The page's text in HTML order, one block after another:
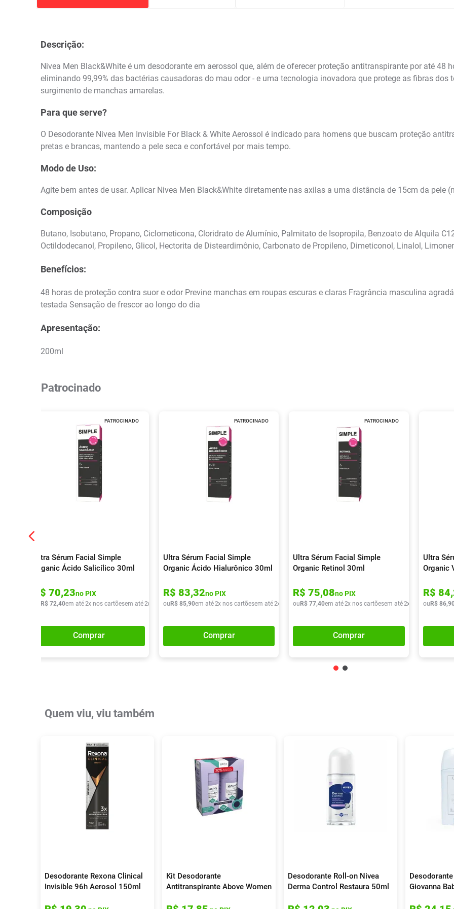
Descrição:
Nivea Men Black&White é um desodorante em aerossol que, além de oferecer proteção antitranspirante por até
eliminando 99,99% das bactérias causadoras do mau odor - e uma tecnologia inovadora que protege as fibras dos
surgimento de manchas amarelas.
Para que serve?
O Desodorante Nivea Men Invisible For Black & White Aerossol é indicado para homens que buscam proteção
pretas e brancas, mantendo a pele seca e confortável por mais tempo.
Modo de Uso:
Agite bem antes de usar. Aplicar Nivea Men Black&White diretamente nas axilas a uma distância de 15cm da pele
Composição
Butano, Isobutano, Propano, Ciclometicona, Cloridrato de Alumínio, Palmitato de Isopropila, Benzoato de Alquila
Octildodecanol, Propileno, Glicol, Hectorita de Disteardimônio, Carbonato de Propileno, Dimeticonol, Linalol,
Benefícios:
48 horas de proteção contra suor e odor Previne manchas em roupas escuras e claras Fragrância masculina
testada Sensação de frescor ao longo do dia
Apresentação:
200ml
Patrocinado
PATROCINADO
Ultra Sérum Facial Simple
Organic Ácido Salicílico 30ml
R$ 70,23no PIX
R$ 72,40em até2x nos cartõesem até2x de R$ 36,20
Comprar
PATROCINADO
Ultra Sérum Facial Simple
Organic Ácido Hialurônico 30ml
R$ 83,32no PIX
ouR$ 85,90em até2x nos cartõesem até2x de R$ 42,95
Comprar
PATROCINADO
Ultra Sérum Facial Simple
Organic Retinol 30ml
R$ 75,08no PIX
ouR$ 77,40em até2x nos cartõesem até2x de R$ 38,70
Comprar
Ultra
Organic
R$ 84,
ouR$ 86,
Quem viu, viu também
Desodorante Rexona Clinical
Invisible 96h Aerosol 150ml
Kit Desodorante
Antitranspirante Above Women
Desodorante Roll-on Nivea
Derma Control Restaura 50ml
Giovanna